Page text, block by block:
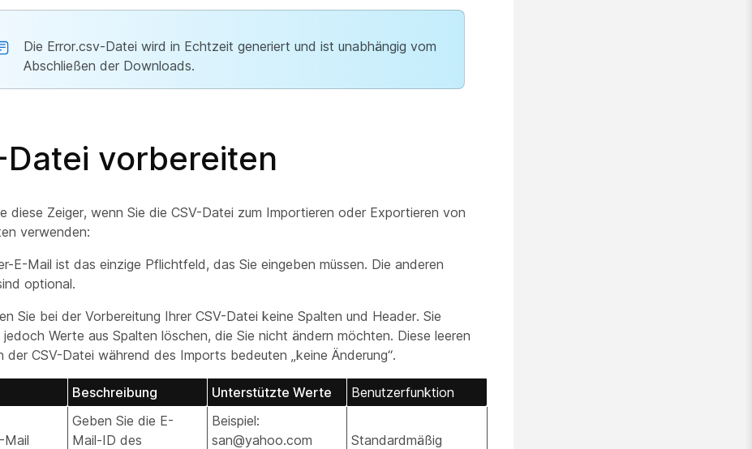
Die Error.csv-Datei wird in Echtzeit generiert und ist unabhängig vom
Abschließen der Downloads.
Datei vorbereiten
diese Zeiger, wenn Sie die CSV-Datei zum Importieren oder Exportieren von
verwenden:
E-Mail ist das einzige Pflichtfeld, das Sie eingeben müssen. Die anderen
optional.
Sie bei der Vorbereitung Ihrer CSV-Datei keine Spalten und Header. Sie
Werte aus Spalten löschen, die Sie nicht ändern möchten. Diese leeren
der CSV-Datei während des Imports bedeuten „keine Änderung“.
Beschreibung Unterstützte Werte Benutzerfunktion
Mail
Geben Sie die E-
Mail-ID des
Beispiel:
san@yahoo.com
Standardmäßig